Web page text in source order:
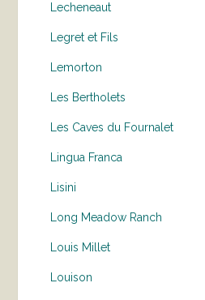
Lecheneaut
Legret et Fils
Lemorton
Les Bertholets
Les Caves du Fournalet
Lingua Franca
Lisini
Long Meadow Ranch
Louis Millet
Louison